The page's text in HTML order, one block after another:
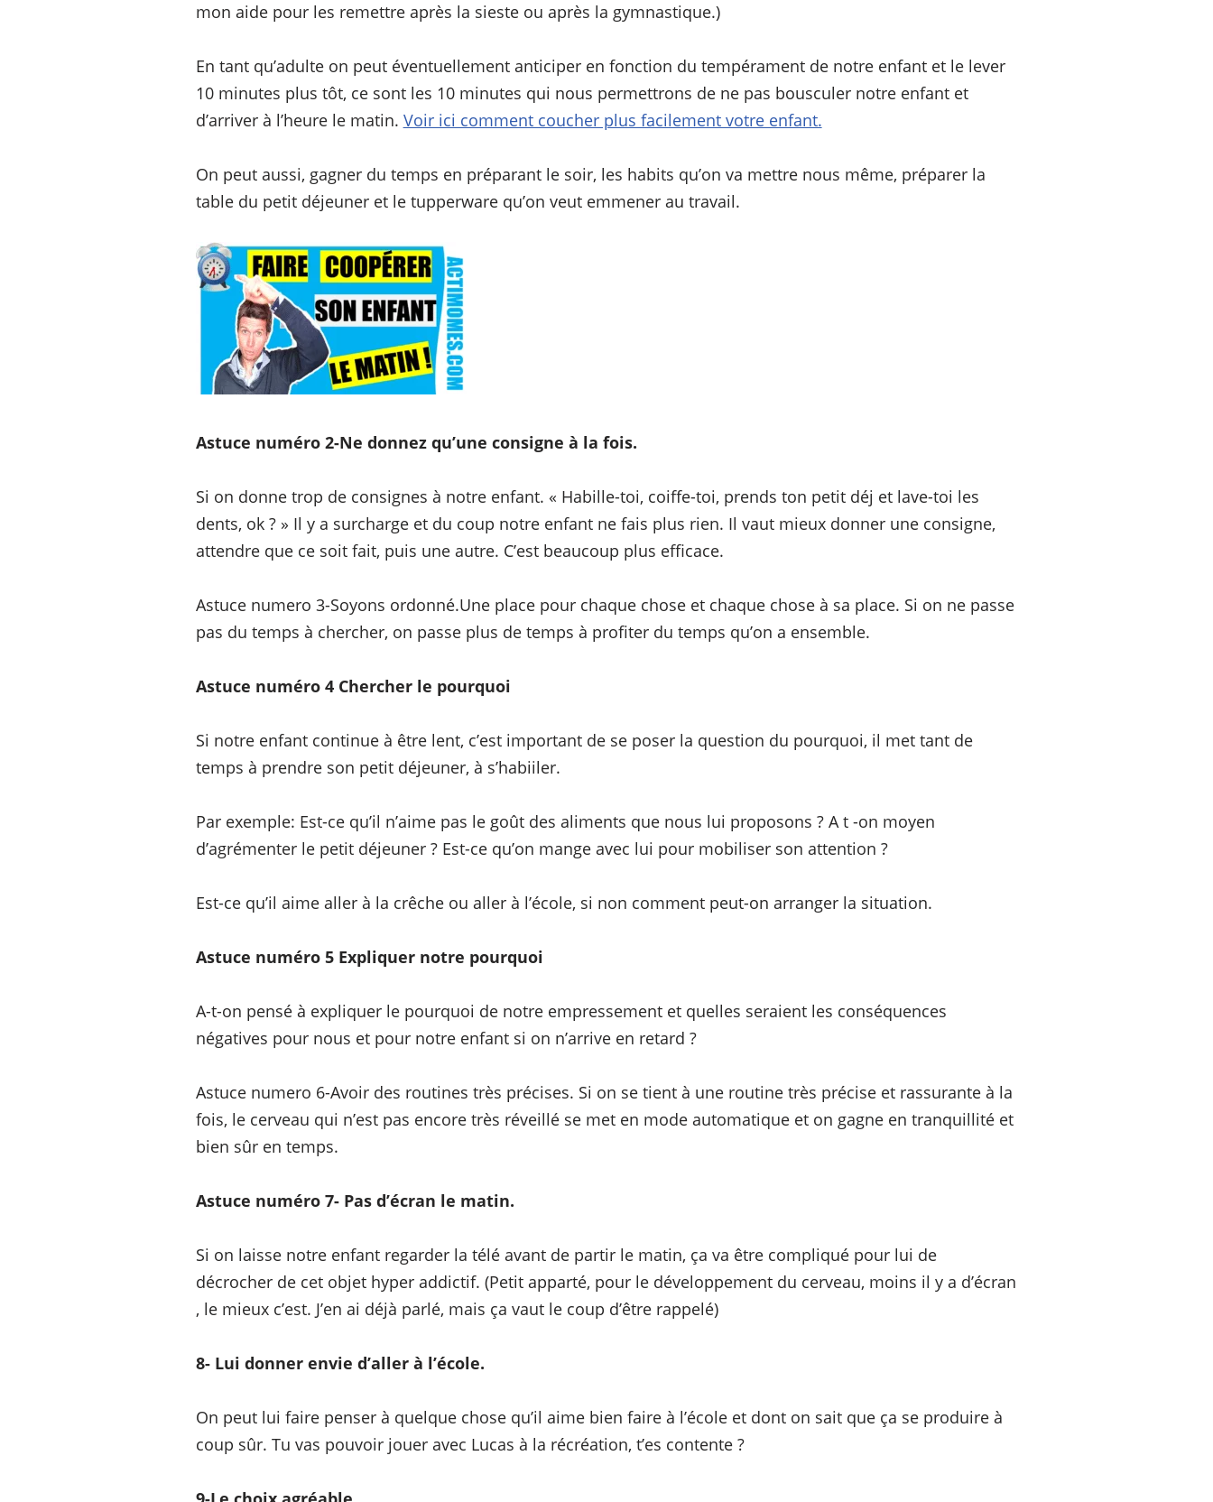
mon aide pour les remettre après la sieste ou après la gymnastique.)
En tant qu’adulte on peut éventuellement anticiper en fonction du tempérament de notre enfant et le lever
10 minutes plus tôt, ce sont les 10 minutes qui nous permettrons de ne pas bousculer notre enfant et
d’arriver à l’heure le matin. Voir ici comment coucher plus facilement votre enfant.
On peut aussi, gagner du temps en préparant le soir, les habits qu’on va mettre nous même, préparer la
table du petit déjeuner et le tupperware qu’on veut emmener au travail.
Astuce numéro 2-Ne donnez qu’une consigne à la fois.
Si on donne trop de consignes à notre enfant. « Habille-toi, coiffe-toi, prends ton petit déj et lave-toi les
dents, ok ? » Il y a surcharge et du coup notre enfant ne fais plus rien. Il vaut mieux donner une consigne,
attendre que ce soit fait, puis une autre. C’est beaucoup plus efficace.
Astuce numero 3-Soyons ordonné.Une place pour chaque chose et chaque chose à sa place. Si on ne passe
pas du temps à chercher, on passe plus de temps à profiter du temps qu’on a ensemble.
Astuce numéro 4 Chercher le pourquoi
Si notre enfant continue à être lent, c’est important de se poser la question du pourquoi, il met tant de
temps à prendre son petit déjeuner, à s’habiiler.
Par exemple: Est-ce qu’il n’aime pas le goût des aliments que nous lui proposons ? A t -on moyen
d’agrémenter le petit déjeuner ? Est-ce qu’on mange avec lui pour mobiliser son attention ?
Est-ce qu’il aime aller à la crêche ou aller à l’école, si non comment peut-on arranger la situation.
Astuce numéro 5 Expliquer notre pourquoi
A-t-on pensé à expliquer le pourquoi de notre empressement et quelles seraient les conséquences
négatives pour nous et pour notre enfant si on n’arrive en retard ?
Astuce numero 6-Avoir des routines très précises. Si on se tient à une routine très précise et rassurante à la
fois, le cerveau qui n’est pas encore très réveillé se met en mode automatique et on gagne en tranquillité et
bien sûr en temps.
Astuce numéro 7- Pas d’écran le matin.
Si on laisse notre enfant regarder la télé avant de partir le matin, ça va être compliqué pour lui de
décrocher de cet objet hyper addictif. (Petit apparté, pour le développement du cerveau, moins il y a d’écran
, le mieux c’est. J’en ai déjà parlé, mais ça vaut le coup d’être rappelé)
8- Lui donner envie d’aller à l’école.
On peut lui faire penser à quelque chose qu’il aime bien faire à l’école et dont on sait que ça se produire à
coup sûr. Tu vas pouvoir jouer avec Lucas à la récréation, t’es contente ?